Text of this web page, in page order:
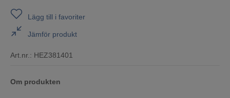
Lägg till i favoriter
Jämför produkt
Art.nr.: HEZ381401
Om produkten